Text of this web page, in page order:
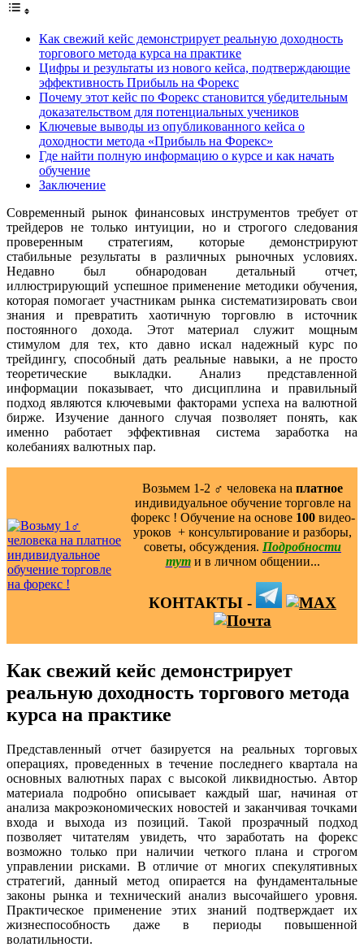
Как свежий кейс демонстрирует реальную доходность
торгового метода курса на практике
Цифры и результаты из нового кейса, подтверждающие
эффективность Прибыль на Форекс
Почему этот кейс по Форекс становится убедительным
доказательством для потенциальных учеников
Ключевые выводы из опубликованного кейса о
доходности метода «Прибыль на Форекс»
Где найти полную информацию о курсе и как начать
обучение
Заключение
Современный рынок финансовых инструментов требует от
трейдеров не только интуиции, но и строгого следования
проверенным стратегиям, которые демонстрируют
стабильные результаты в различных рыночных условиях.
Недавно был обнародован детальный отчет,
иллюстрирующий успешное применение методики обучения,
которая помогает участникам рынка систематизировать свои
знания и превратить хаотичную торговлю в источник
постоянного дохода. Этот материал служит мощным
стимулом для тех, кто давно искал надежный курс по
трейдингу, способный дать реальные навыки, а не просто
теоретические выкладки. Анализ представленной
информации показывает, что дисциплина и правильный
подход являются ключевыми факторами успеха на валютной
бирже. Изучение данного случая позволяет понять, как
именно работает эффективная система заработка на
колебаниях валютных пар.
Возьмем 1-2 ‍♂️ человека на платное
индивидуальное обучение торговле на
форекс ! Обучение на основе 100видео-
уроков ️ + консультирование и разборы,
советы, обсуждения. Подробности
тут и в личном общении...
КОНТАКТЫ -
Как свежий кейс демонстрирует
реальную доходность торгового метода
курса на практике
Представленный отчет базируется на реальных торговых
операциях, проведенных в течение последнего квартала на
основных валютных парах с высокой ликвидностью. Автор
материала подробно описывает каждый шаг, начиная от
анализа макроэкономических новостей и заканчивая точками
входа и выхода из позиций. Такой прозрачный подход
позволяет читателям увидеть, что заработать на форекс
возможно только при наличии четкого плана и строгом
управлении рисками. В отличие от многих спекулятивных
стратегий, данный метод опирается на фундаментальные
законы рынка и технический анализ высочайшего уровня.
Практическое применение этих знаний подтверждает их
жизнеспособность даже в периоды повышенной
волатильности.